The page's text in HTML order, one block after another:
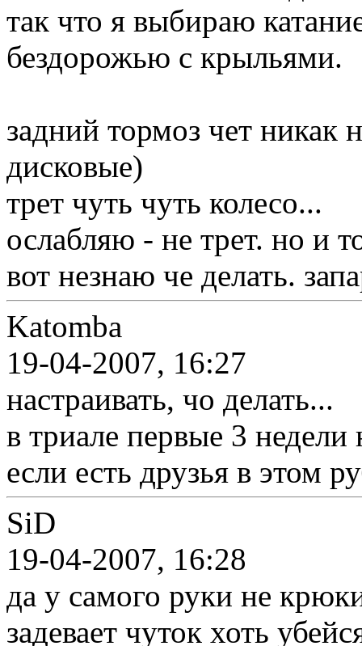
так что я выбираю
бездорожью с крыльями.
задний тормоз чет никак
дисковые)
трет чуть чуть колесо...
ослабляю - не трет. но и
вот незнаю че делать.
Katomba
19-04-2007, 16:27
настраивать, чо делать...
в триале первые 3 недели
если есть друзья в этом
SiD
19-04-2007, 16:28
да у самого руки не
задевает чуток хоть